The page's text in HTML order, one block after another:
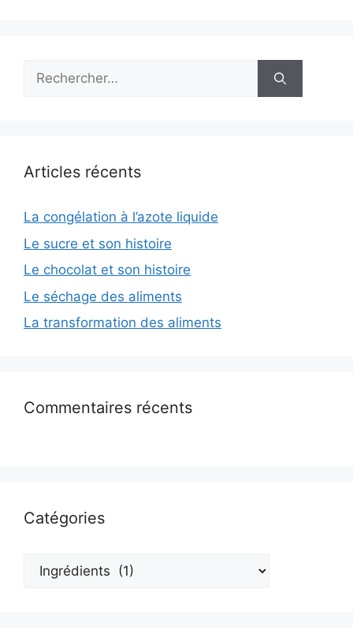
Rechercher :
Articles récents
La congélation à l’azote liquide
Le sucre et son histoire
Le chocolat et son histoire
Le séchage des aliments
La transformation des aliments
Commentaires récents
Catégories
Catégories